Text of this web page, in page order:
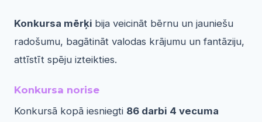
Konkursa mērķi bija veicināt bērnu un jauniešu
radošumu, bagātināt valodas krājumu un fantāziju,
attīstīt spēju izteikties.
Konkursa norise
Konkursā kopā iesniegti 86 darbi 4 vecuma